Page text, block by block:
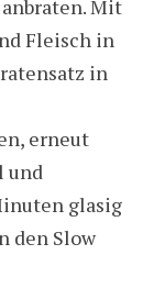
Mit
Fleisch in
in
erneut
und
glasig
den Slow